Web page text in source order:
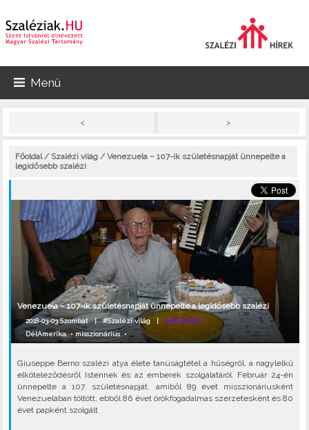
Menü
< >
Főoldal/ Szalézi világ / Venezuela – 107-ik születésnapját ünnepelte a
legidősebb szalézi
Venezuela – 107-ik születésnapját ünnepelte a legidősebb szalézi
2018-03-03 Szombat |#Szalézi világ |ARCHIVÁLT
DélAmerika• misszionárius•
Giuseppe Berno szalézi atya élete tanúságtétel a hűségről, a nagylelkű
elköteleződésről Istennek és az emberek szolgálatáról. Február 24-én
ünnepelte a 107. születésnapját, amiből 89 évet misszionáriusként
Venezuelában töltött, ebből 86 évet örökfogadalmas szerzetesként és 80
évet papként szolgált